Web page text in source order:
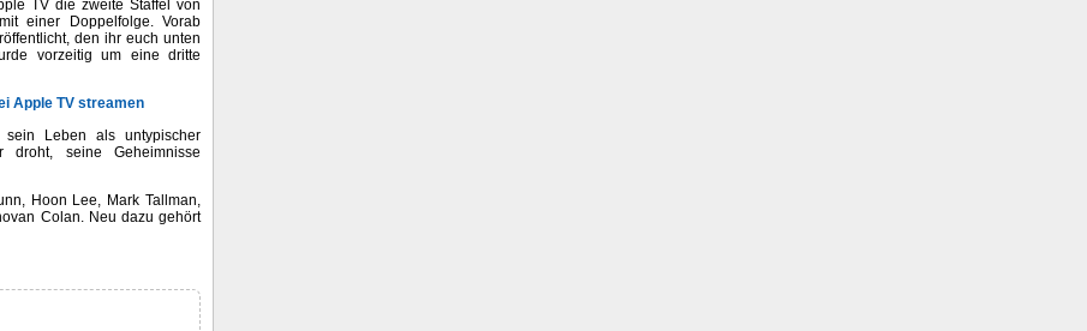
TV die zweite Staffel von
einer Doppelfolge. Vorab
den ihr euch unten
vorzeitig um eine dritte
Apple TV streamen
Leben als untypischer
droht, seine Geheimnisse
Hoon Lee, Mark Tallman,
Colan. Neu dazu gehört